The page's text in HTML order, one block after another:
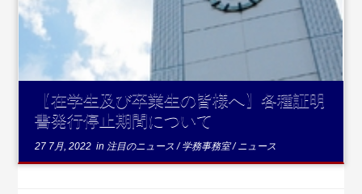
【在学生及び卒業生の皆様へ】各種証明
書発行停止期間について
27 7月, 2022 in 注目のニュース/学務事務室/ニュース